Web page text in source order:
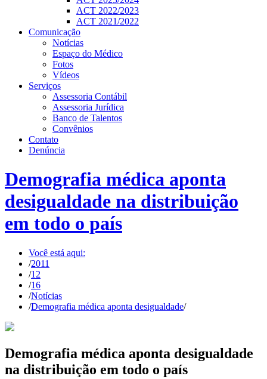
ACT 2022/2023
ACT 2021/2022
Comunicação
Notícias
Espaço do Médico
Fotos
Vídeos
Serviços
Assessoria Contábil
Assessoria Jurídica
Banco de Talentos
Convênios
Contato
Denúncia
Demografia médica aponta
desigualdade na distribuição
em todo o país
Você está aqui:
/2011
/12
/16
/Notícias
/Demografia médica aponta desigualdade/
Demografia médica aponta desigualdade
na distribuição em todo o país